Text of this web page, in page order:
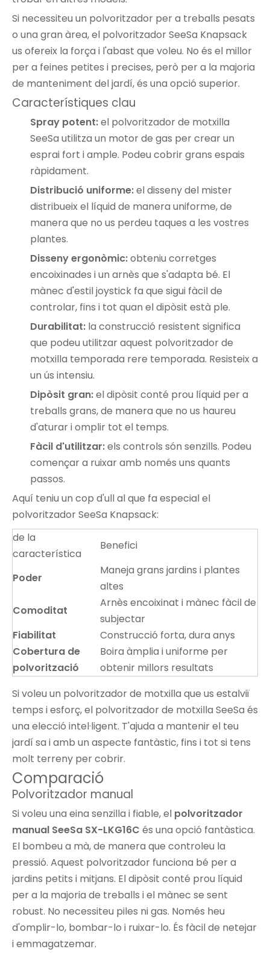
Si necessiteu un polvoritzador per a treballs pesats
o una gran àrea, el polvoritzador SeeSa Knapsack
us ofereix la força i l'abast que voleu. No és el millor
per a feines petites i precises, però per a la majoria
de manteniment del jardí, és una opció superior.
Característiques clau
Spray potent:el polvoritzador de motxilla
SeeSa utilitza un motor de gas per crear un
esprai fort i ample. Podeu cobrir grans espais
ràpidament.
Distribució uniforme:el disseny del mister
distribueix el líquid de manera uniforme, de
manera que no us perdeu taques a les vostres
plantes.
Disseny ergonòmic:obteniu corretges
encoixinades i un arnès que s'adapta bé. El
mànec d'estil joystick fa que sigui fàcil de
controlar, fins i tot quan el dipòsit està ple.
Durabilitat: la construcció resistent significa
que podeu utilitzar aquest polvoritzador de
motxilla temporada rere temporada. Resisteix a
un ús intensiu.
Dipòsit gran:el dipòsit conté prou líquid per a
treballs grans, de manera que no us haureu
d'aturar i omplir tot el temps.
Fàcil d'utilitzar:els controls són senzills. Podeu
començar a ruixar amb només uns quants
passos.
Aquí teniu un cop d'ull al que fa especial el
polvoritzador SeeSa Knapsack:
de la
característica
Benefici
Poder
Maneja grans jardins i plantes
altes
Comoditat
Arnès encoixinat i mànec fàcil de
subjectar
Fiabilitat
Construcció forta, dura anys
Cobertura de
polvorització
Boira àmplia i uniforme per
obtenir millors resultats
Si voleu un polvoritzador de motxilla que us estalviï
temps i esforç, el polvoritzador de motxilla SeeSa és
una elecció intel·ligent. T'ajuda a mantenir el teu
jardí sa i amb un aspecte fantàstic, fins i tot si tens
molt terreny per cobrir.
Comparació
Polvoritzador manual
Si voleu una eina senzilla i fiable, el polvoritzador
manual SeeSa SX-LKG16C és una opció fantàstica.
El bombeu a mà, de manera que controleu la
pressió. Aquest polvoritzador funciona bé per a
jardins petits i mitjans. El dipòsit conté prou líquid
per a la majoria de treballs i el mànec se sent
robust. No necessiteu piles ni gas. Només heu
d'omplir-lo, bombar-lo i ruixar-lo. És fàcil de netejar
i emmagatzemar.